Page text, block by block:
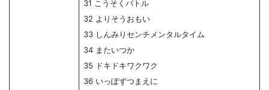
31 こうそくバトル
32 よりそうおもい
33 しんみりセンチメンタルタイム
34 またいつか
35 ドキドキワクワク
36 いっぽずつまえに